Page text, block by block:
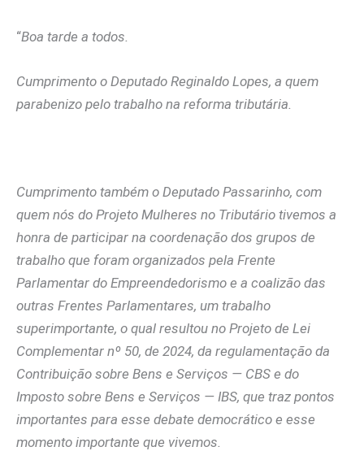
“Boa tarde a todos.
Cumprimento o Deputado Reginaldo Lopes, a quem
parabenizo pelo trabalho na reforma tributária.
Cumprimento também o Deputado Passarinho, com
quem nós do Projeto Mulheres no Tributário tivemos a
honra de participar na coordenação dos grupos de
trabalho que foram organizados pela Frente
Parlamentar do Empreendedorismo e a coalizão das
outras Frentes Parlamentares, um trabalho
superimportante, o qual resultou no Projeto de Lei
Complementar nº 50, de 2024, da regulamentação da
Contribuição sobre Bens e Serviços — CBS e do
Imposto sobre Bens e Serviços — IBS, que traz pontos
importantes para esse debate democrático e esse
momento importante que vivemos.